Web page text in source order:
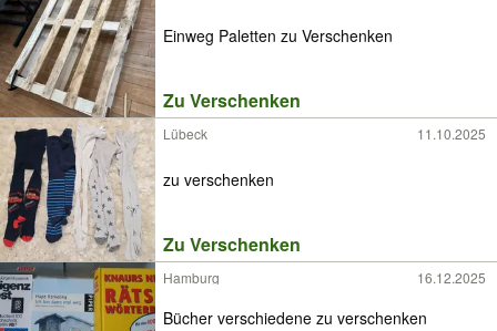
Einweg Paletten zu Verschenken
Zu Verschenken
Lübeck 11.10.2025
zu verschenken
Zu Verschenken
Hamburg 16.12.2025
Bücher verschiedene zu verschenken